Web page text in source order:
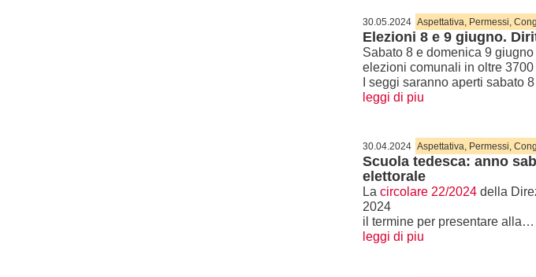
30.05.2024 Aspettativa, Permessi,
Elezioni 8 e 9 giugno.
Sabato 8 e domenica 9
elezioni comunali in oltre
I seggi saranno aperti
leggi di piu
30.04.2024 Aspettativa, Permessi,
Scuola tedesca: anno
elettorale
La circolare 22/2024 della
2024
il termine per presentare alla…
leggi di piu